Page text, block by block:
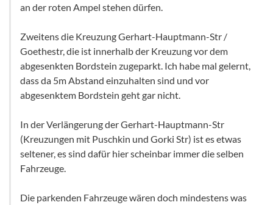
an der roten Ampel stehen dürfen.
Zweitens die Kreuzung Gerhart-Hauptmann-Str /
Goethestr, die ist innerhalb der Kreuzung vor dem
abgesenkten Bordstein zugeparkt. Ich habe mal gelernt,
dass da 5m Abstand einzuhalten sind und vor
abgesenktem Bordstein geht gar nicht.
In der Verlängerung der Gerhart-Hauptmann-Str
(Kreuzungen mit Puschkin und Gorki Str) ist es etwas
seltener, es sind dafür hier scheinbar immer die selben
Fahrzeuge.
Die parkenden Fahrzeuge wären doch mindestens was